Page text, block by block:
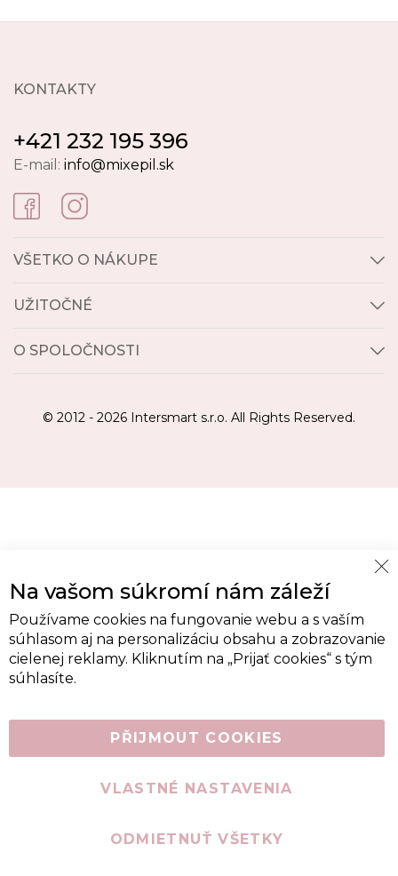
KONTAKTY
+421 232 195 396
E-mail: info@mixepil.sk
VŠETKO O NÁKUPE
UŽITOČNÉ
O SPOLOČNOSTI
© 2012 - 2026 Intersmart s.r.o. All Rights Reserved.
Na vašom súkromí nám záleží
Používame cookies na fungovanie webu a s vaším
súhlasom aj na personalizáciu obsahu a zobrazovanie
cielenej reklamy. Kliknutím na „Prijať cookies“ s tým
súhlasíte.
PŘIJMOUT COOKIES
VLASTNÉ NASTAVENIA
ODMIETNUŤ VŠETKY